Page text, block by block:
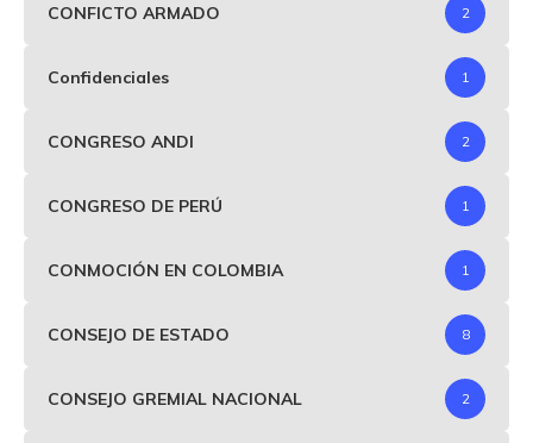
CONFICTO ARMADO 2
Confidenciales 1
CONGRESO ANDI 2
CONGRESO DE PERÚ 1
CONMOCIÓN EN COLOMBIA 1
CONSEJO DE ESTADO 8
CONSEJO GREMIAL NACIONAL 2